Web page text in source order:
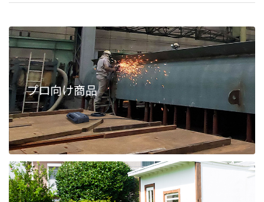
プロ向け商品